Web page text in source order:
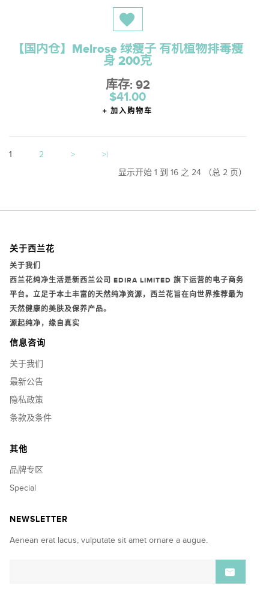
【国内仓】Melrose 绿瘦子 有机植物排毒瘦
身 200克
库存: 92
$41.00
加入购物车
1 2 >
>|
显示开始 1 到 16 之 24 （总 2 页）
关于西兰花
关于我们
西兰花纯净生活是新西兰公司 EDIRA LIMITED 旗下运营的电子商务
平台。立足于本土丰富的天然纯净资源，西兰花旨在向世界推荐最为
天然健康的美肤及保养产品。
源起纯净，缘自真实
信息咨询
关于我们
最新公告
隐私政策
条款及条件
其他
品牌专区
Special
NEWSLETTER
Aenean erat lacus, vulputate sit amet ornare a augue.